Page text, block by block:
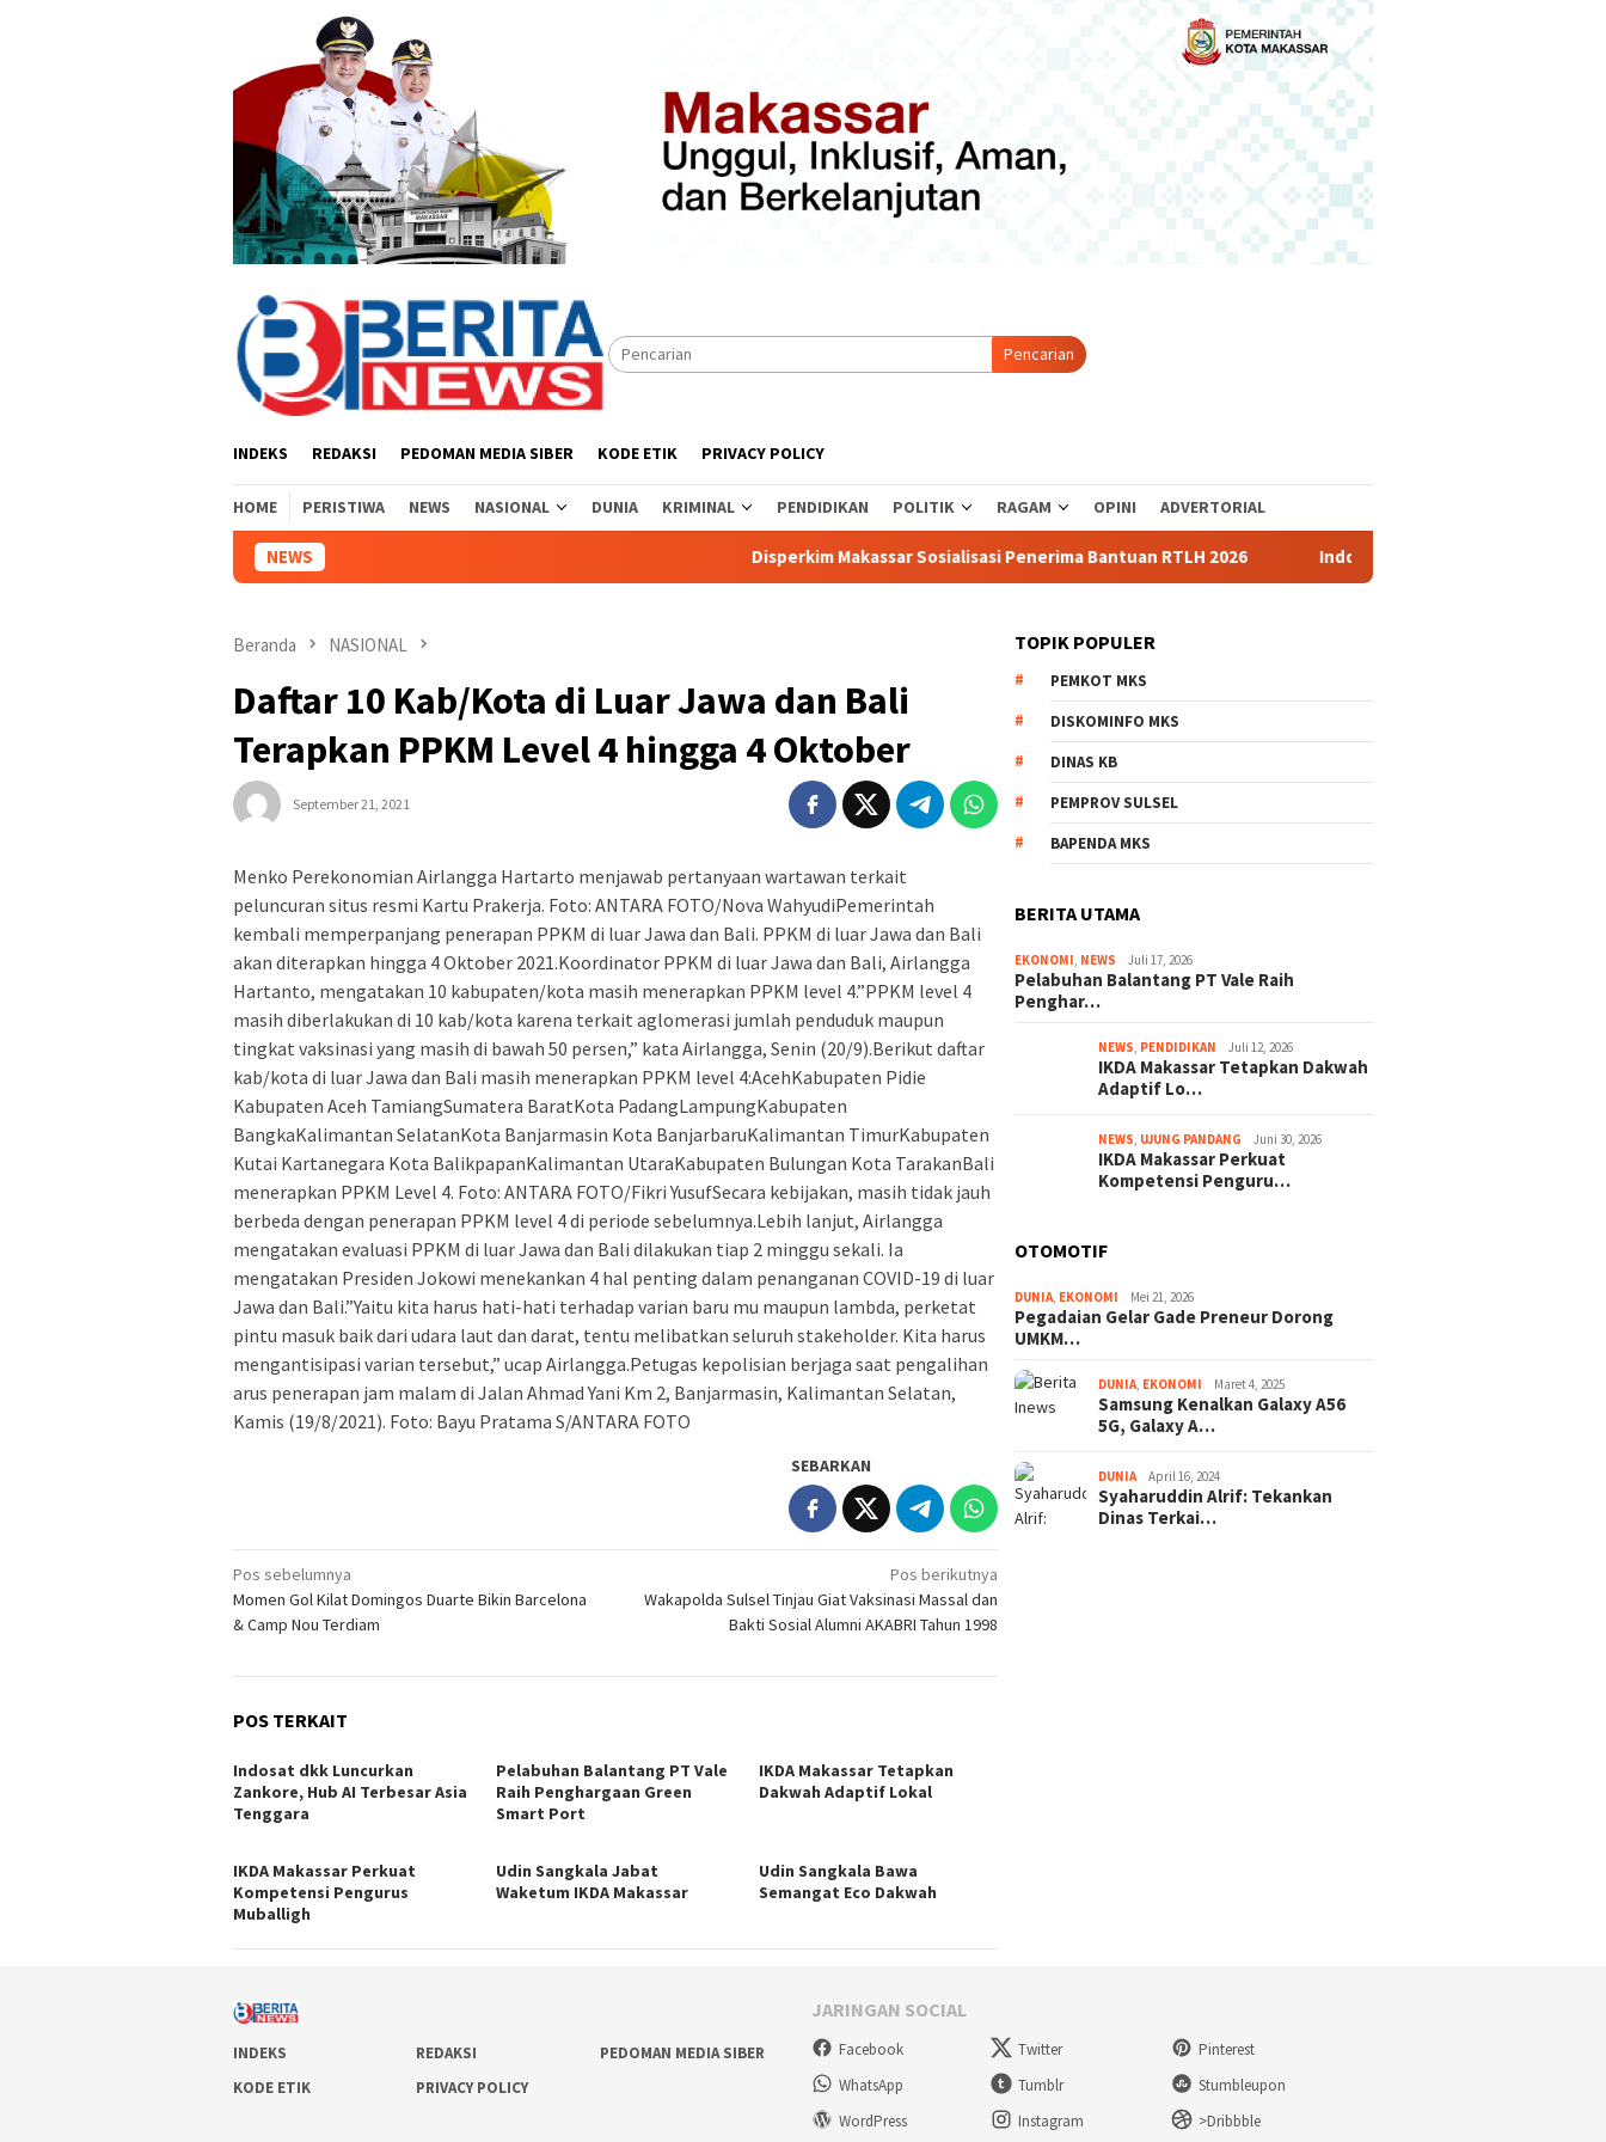
Pencarian
INDEKS REDAKSI PEDOMAN MEDIA SIBER KODE ETIK PRIVACY POLICY
HOME PERISTIWA NEWS NASIONAL DUNIA KRIMINAL PENDIDIKAN POLITIK RAGAM OPINI ADVERTORIAL
NEWS Disperkim Makassar Sosialisasi Penerima Bantuan RTLH 2026 Indosat dkk Luncurkan Zankore, Hub AI
Beranda NASIONAL
Daftar 10 Kab/Kota di Luar Jawa dan Bali
Terapkan PPKM Level 4 hingga 4 Oktober
September 21, 2021
Menko Perekonomian Airlangga Hartarto menjawab pertanyaan wartawan terkait
peluncuran situs resmi Kartu Prakerja. Foto: ANTARA FOTO/Nova WahyudiPemerintah
kembali memperpanjang penerapan PPKM di luar Jawa dan Bali. PPKM di luar Jawa dan Bali
akan diterapkan hingga 4 Oktober 2021.Koordinator PPKM di luar Jawa dan Bali, Airlangga
Hartanto, mengatakan 10 kabupaten/kota masih menerapkan PPKM level 4.”PPKM level 4
masih diberlakukan di 10 kab/kota karena terkait aglomerasi jumlah penduduk maupun
tingkat vaksinasi yang masih di bawah 50 persen,” kata Airlangga, Senin (20/9).Berikut daftar
kab/kota di luar Jawa dan Bali masih menerapkan PPKM level 4:AcehKabupaten Pidie
Kabupaten Aceh TamiangSumatera BaratKota PadangLampungKabupaten
BangkaKalimantan SelatanKota Banjarmasin Kota BanjarbaruKalimantan TimurKabupaten
Kutai Kartanegara Kota BalikpapanKalimantan UtaraKabupaten Bulungan Kota TarakanBali
menerapkan PPKM Level 4. Foto: ANTARA FOTO/Fikri YusufSecara kebijakan, masih tidak jauh
berbeda dengan penerapan PPKM level 4 di periode sebelumnya.Lebih lanjut, Airlangga
mengatakan evaluasi PPKM di luar Jawa dan Bali dilakukan tiap 2 minggu sekali. Ia
mengatakan Presiden Jokowi menekankan 4 hal penting dalam penanganan COVID-19 di luar
Jawa dan Bali.”Yaitu kita harus hati-hati terhadap varian baru mu maupun lambda, perketat
pintu masuk baik dari udara laut dan darat, tentu melibatkan seluruh stakeholder. Kita harus
mengantisipasi varian tersebut,” ucap Airlangga.Petugas kepolisian berjaga saat pengalihan
arus penerapan jam malam di Jalan Ahmad Yani Km 2, Banjarmasin, Kalimantan Selatan,
Kamis (19/8/2021). Foto: Bayu Pratama S/ANTARA FOTO
SEBARKAN
Navigasi
pos
Pos sebelumnya
Momen Gol Kilat Domingos Duarte Bikin Barcelona
& Camp Nou Terdiam
Pos berikutnya
Wakapolda Sulsel Tinjau Giat Vaksinasi Massal dan
Bakti Sosial Alumni AKABRI Tahun 1998
POS TERKAIT
Indosat dkk Luncurkan
Zankore, Hub AI Terbesar Asia
Tenggara
Pelabuhan Balantang PT Vale
Raih Penghargaan Green
Smart Port
IKDA Makassar Tetapkan
Dakwah Adaptif Lokal
IKDA Makassar Perkuat
Kompetensi Pengurus
Muballigh
Udin Sangkala Jabat
Waketum IKDA Makassar
Udin Sangkala Bawa
Semangat Eco Dakwah
TOPIK POPULER
PEMKOT MKS
DISKOMINFO MKS
DINAS KB
PEMPROV SULSEL
BAPENDA MKS
BERITA UTAMA
EKONOMI, NEWS Juli 17, 2026
Pelabuhan Balantang PT Vale Raih
Penghar…
NEWS, PENDIDIKAN Juli 12, 2026
IKDA Makassar Tetapkan Dakwah
Adaptif Lo…
NEWS, UJUNG PANDANG Juni 30, 2026
IKDA Makassar Perkuat
Kompetensi Penguru…
OTOMOTIF
DUNIA, EKONOMI Mei 21, 2026
Pegadaian Gelar Gade Preneur Dorong
UMKM…
DUNIA, EKONOMI Maret 4, 2025
Samsung Kenalkan Galaxy A56
5G, Galaxy A…
DUNIA April 16, 2024
Syaharuddin Alrif: Tekankan
Dinas Terkai…
INDEKS REDAKSI
PEDOMAN MEDIA SIBER
KODE ETIK
PRIVACY POLICY
JARINGAN SOCIAL
Facebook Twitter
Pinterest
WhatsApp
Tumblr
Stumbleupon
WordPress
Instagram >Dribbble